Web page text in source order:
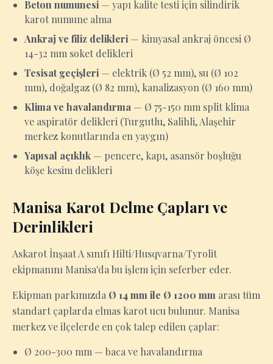
Beton numunesi — yapı kalite testi için silindirik
karot numune alma
Ankraj ve filiz delikleri — kimyasal ankraj öncesi Ø
14-32 mm soket delikleri
Tesisat geçişleri — elektrik (Ø 52 mm), su (Ø 102
mm), doğalgaz (Ø 82 mm), kanalizasyon (Ø 160 mm)
Klima ve havalandırma — Ø 75-150 mm split klima
ve aspiratör delikleri (Turgutlu, Salihli, Alaşehir
merkez konutlarında en yaygın)
Yapısal açıklık — pencere, kapı, asansör boşluğu
köşe kesim delikleri
Manisa Karot Delme Çapları ve
Derinlikleri
Askarot İnşaat A sınıfı Hilti/Husqvarna/Tyrolit
ekipmanını Manisa'da bu işlem için seferber eder.
Ekipman parkımızda Ø 14 mm ile Ø 1200 mm arası tüm
standart çaplarda elmas karot ucu bulunur. Manisa
merkez ve ilçelerde en çok talep edilen çaplar:
Ø 200-300 mm — baca ve havalandırma